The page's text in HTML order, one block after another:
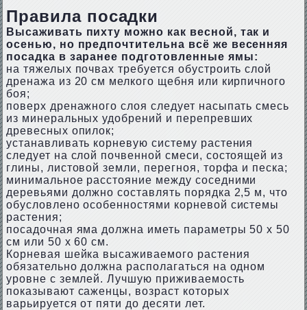
Правила посадки
Высаживать пихту можно как весной, так и
осенью, но предпочтительна всё же весенняя
посадка в заранее подготовленные ямы:
на тяжелых почвах требуется обустроить слой
дренажа из 20 см мелкого щебня или кирпичного
боя;
поверх дренажного слоя следует насыпать смесь
из минеральных удобрений и перепревших
древесных опилок;
устанавливать корневую систему растения
следует на слой почвенной смеси, состоящей из
глины, листовой земли, перегноя, торфа и песка;
минимальное расстояние между соседними
деревьями должно составлять порядка 2,5 м, что
обусловлено особенностями корневой системы
растения;
посадочная яма должна иметь параметры 50 х 50
см или 50 х 60 см.
Корневая шейка высаживаемого растения
обязательно должна располагаться на одном
уровне с землей. Лучшую приживаемость
показывают саженцы, возраст которых
варьируется от пяти до десяти лет.